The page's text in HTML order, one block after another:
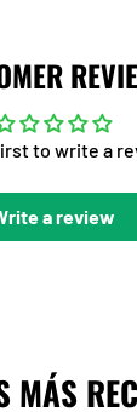
to write a
a review
MÁS